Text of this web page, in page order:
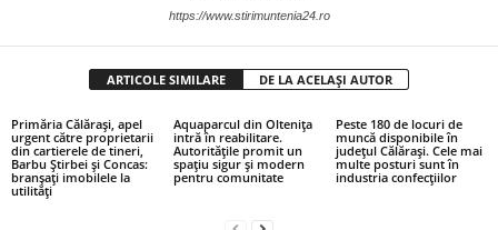
https://www.stirimuntenia24.ro
ARTICOLE SIMILARE DE LA ACELAȘI AUTOR
Primăria Călărași, apel
urgent către proprietarii
din cartierele de tineri,
Barbu Știrbei și Concas:
branșați imobilele la
utilități
Aquaparcul din Oltenița
intră în reabilitare.
Autoritățile promit un
spațiu sigur și modern
pentru comunitate
Peste 180 de locuri de
muncă disponibile în
județul Călărași. Cele mai
multe posturi sunt în
industria confecțiilor